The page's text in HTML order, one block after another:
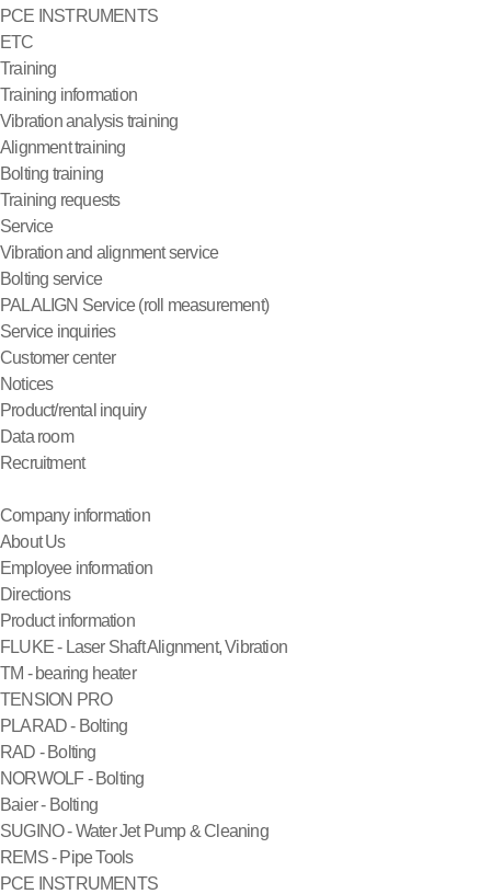
PCE INSTRUMENTS
ETC
Training
Training information
Vibration analysis training
Alignment training
Bolting training
Training requests
Service
Vibration and alignment service
Bolting service
PALALIGN Service (roll measurement)
Service inquiries
Customer center
Notices
Product/rental inquiry
Data room
Recruitment
Company information
About Us
Employee information
Directions
Product information
FLUKE - Laser Shaft Alignment, Vibration
TM - bearing heater
TENSION PRO
PLARAD - Bolting
RAD - Bolting
NORWOLF - Bolting
Baier - Bolting
SUGINO - Water Jet Pump & Cleaning
REMS - Pipe Tools
PCE INSTRUMENTS